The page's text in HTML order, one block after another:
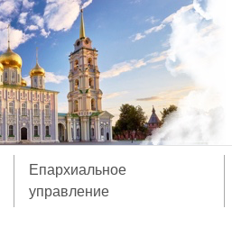
Епархиальное
управление